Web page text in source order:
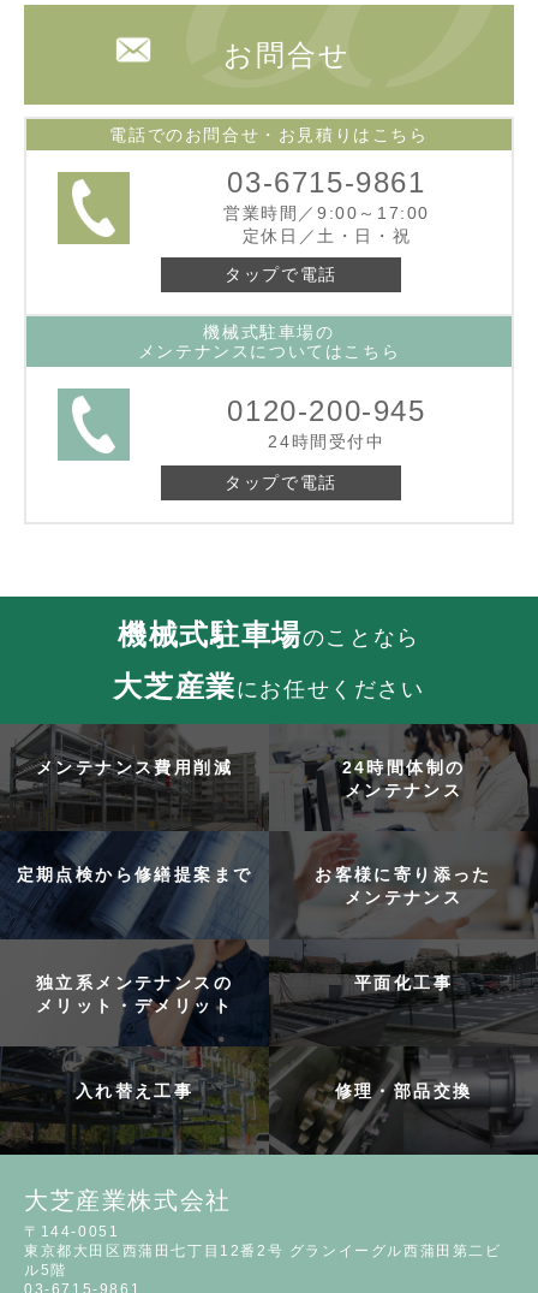
お問合せ
電話でのお問合せ・お見積りはこちら
03-6715-9861
営業時間／9:00～17:00
定休日／土・日・祝
タップで電話
機械式駐車場の
メンテナンスについてはこちら
0120-200-945
24時間受付中
タップで電話
機械式駐車場のことなら
大芝産業にお任せください
メンテナンス費用削減
24時間体制の
メンテナンス
定期点検から修繕提案まで
お客様に寄り添った
メンテナンス
独立系メンテナンスの
メリット・デメリット
平面化工事
入れ替え工事 修理・部品交換
大芝産業株式会社
〒144-0051
東京都大田区西蒲田七丁目12番2号 グランイーグル西蒲田第二ビ
ル5階
03-6715-9861